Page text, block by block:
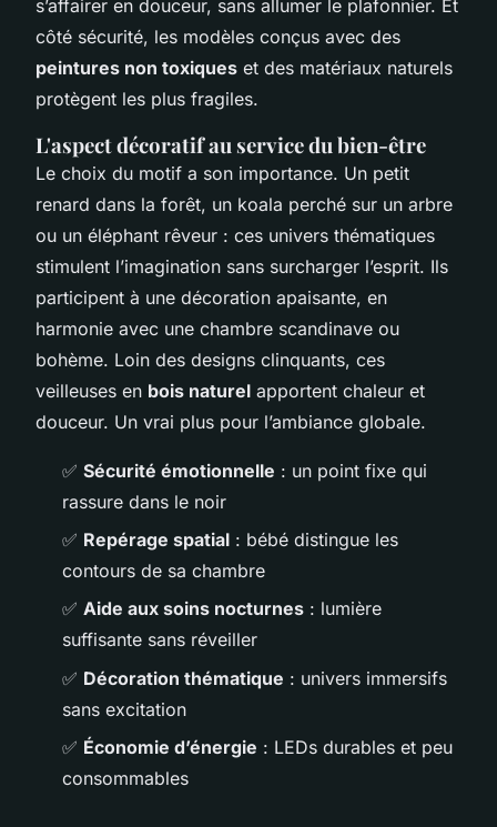
s’affairer en douceur, sans allumer le plafonnier. Et
côté sécurité, les modèles conçus avec des
peintures non toxiques et des matériaux naturels
protègent les plus fragiles.
L'aspect décoratif au service du bien-être
Le choix du motif a son importance. Un petit
renard dans la forêt, un koala perché sur un arbre
ou un éléphant rêveur : ces univers thématiques
stimulent l’imagination sans surcharger l’esprit. Ils
participent à une décoration apaisante, en
harmonie avec une chambre scandinave ou
bohème. Loin des designs clinquants, ces
veilleuses en bois naturel apportent chaleur et
douceur. Un vrai plus pour l’ambiance globale.
✅ Sécurité émotionnelle : un point fixe qui
rassure dans le noir
✅ Repérage spatial : bébé distingue les
contours de sa chambre
✅ Aide aux soins nocturnes : lumière
suffisante sans réveiller
✅ Décoration thématique : univers immersifs
sans excitation
✅ Économie d’énergie : LEDs durables et peu
consommables